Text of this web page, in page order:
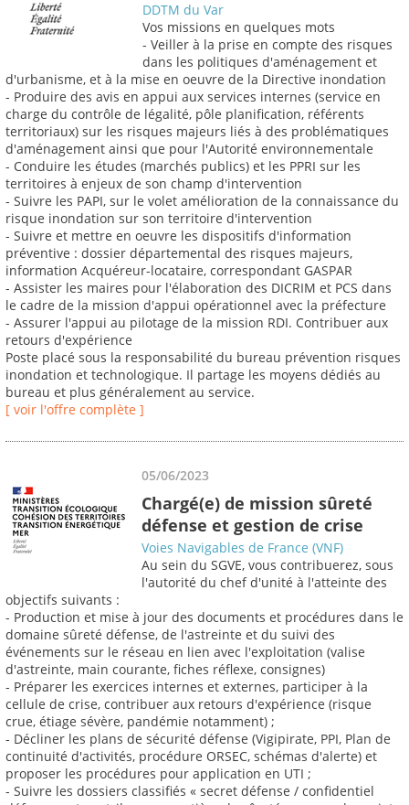
DDTM du Var
Vos missions en quelques mots
- Veiller à la prise en compte des risques
dans les politiques d'aménagement et
d'urbanisme, et à la mise en oeuvre de la Directive inondation
- Produire des avis en appui aux services internes (service en
charge du contrôle de légalité, pôle planification, référents
territoriaux) sur les risques majeurs liés à des problématiques
d'aménagement ainsi que pour l'Autorité environnementale
- Conduire les études (marchés publics) et les PPRI sur les
territoires à enjeux de son champ d'intervention
- Suivre les PAPI, sur le volet amélioration de la connaissance du
risque inondation sur son territoire d'intervention
- Suivre et mettre en oeuvre les dispositifs d'information
préventive : dossier départemental des risques majeurs,
information Acquéreur-locataire, correspondant GASPAR
- Assister les maires pour l'élaboration des DICRIM et PCS dans
le cadre de la mission d'appui opérationnel avec la préfecture
- Assurer l'appui au pilotage de la mission RDI. Contribuer aux
retours d'expérience
Poste placé sous la responsabilité du bureau prévention risques
inondation et technologique. Il partage les moyens dédiés au
bureau et plus généralement au service.
[ voir l'offre complète ]
05/06/2023
Chargé(e) de mission sûreté
défense et gestion de crise
Voies Navigables de France (VNF)
Au sein du SGVE, vous contribuerez, sous
l'autorité du chef d'unité à l'atteinte des
objectifs suivants :
- Production et mise à jour des documents et procédures dans le
domaine sûreté défense, de l'astreinte et du suivi des
événements sur le réseau en lien avec l'exploitation (valise
d'astreinte, main courante, fiches réflexe, consignes)
- Préparer les exercices internes et externes, participer à la
cellule de crise, contribuer aux retours d'expérience (risque
crue, étiage sévère, pandémie notamment) ;
- Décliner les plans de sécurité défense (Vigipirate, PPI, Plan de
continuité d'activités, procédure ORSEC, schémas d'alerte) et
proposer les procédures pour application en UTI ;
- Suivre les dossiers classifiés « secret défense / confidentiel